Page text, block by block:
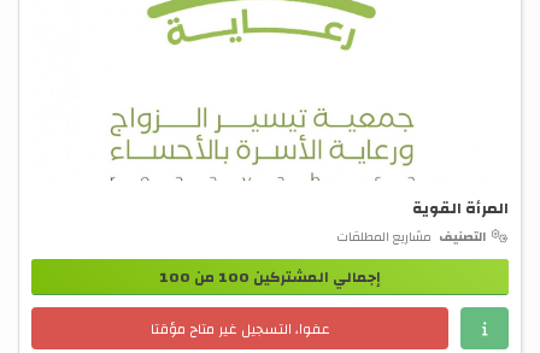
المرأة القوية
التصنيف مشاريع المطلقات
إجمالي المشتركين 100 من 100
عفوا، التسجيل غير متاح مؤقتا